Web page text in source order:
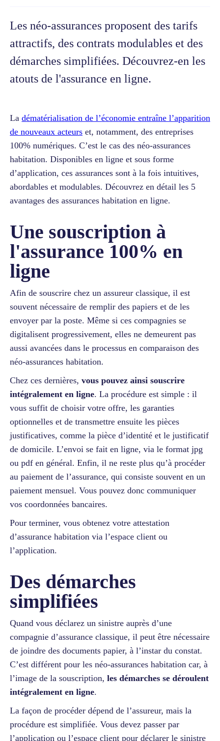
Les néo-assurances proposent des tarifs
attractifs, des contrats modulables et des
démarches simplifiées. Découvrez-en les
atouts de l'assurance en ligne.
La dématérialisation de l’économie entraîne l’apparition
de nouveaux acteurs et, notamment, des entreprises
100% numériques. C’est le cas des néo-assurances
habitation. Disponibles en ligne et sous forme
d’application, ces assurances sont à la fois intuitives,
abordables et modulables. Découvrez en détail les 5
avantages des assurances habitation en ligne.
Une souscription à
l'assurance 100% en
ligne
Afin de souscrire chez un assureur classique, il est
souvent nécessaire de remplir des papiers et de les
envoyer par la poste. Même si ces compagnies se
digitalisent progressivement, elles ne demeurent pas
aussi avancées dans le processus en comparaison des
néo-assurances habitation.
Chez ces dernières, vous pouvez ainsi souscrire
intégralement en ligne. La procédure est simple : il
vous suffit de choisir votre offre, les garanties
optionnelles et de transmettre ensuite les pièces
justificatives, comme la pièce d’identité et le justificatif
de domicile. L’envoi se fait en ligne, via le format jpg
ou pdf en général. Enfin, il ne reste plus qu’à procéder
au paiement de l’assurance, qui consiste souvent en un
paiement mensuel. Vous pouvez donc communiquer
vos coordonnées bancaires.
Pour terminer, vous obtenez votre attestation
d’assurance habitation via l’espace client ou
l’application.
Des démarches
simplifiées
Quand vous déclarez un sinistre auprès d’une
compagnie d’assurance classique, il peut être nécessaire
de joindre des documents papier, à l’instar du constat.
C’est différent pour les néo-assurances habitation car, à
l’image de la souscription, les démarches se déroulent
intégralement en ligne.
La façon de procéder dépend de l’assureur, mais la
procédure est simplifiée. Vous devez passer par
l’application ou l’espace client pour déclarer le sinistre